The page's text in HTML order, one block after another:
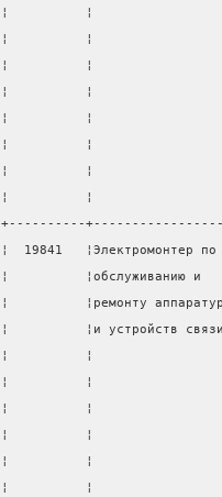
¦          ¦
¦
¦
¦          ¦
¦
¦          ¦
¦
¦          ¦
+----------
¦  19841
¦обслуживанию
¦ремонту
¦и устройств
¦
¦
¦
¦
¦
¦          ¦